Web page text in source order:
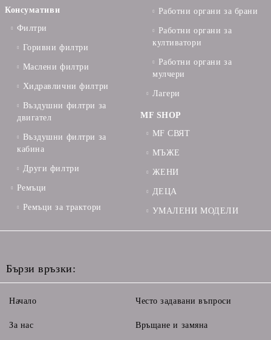
Консумативи
Филтри
Горивни филтри
Маслени филтри
Хидравлични филтри
Въздушни филтри за
двигател
Въздушни филтри за
кабина
Други филтри
Ремъци
Ремъци за трактори
Работни органи за брани
Работни органи за
култиватори
Работни органи за
мулчери
Лагери
MF SHOP
MF СВЯТ
МЪЖЕ
ЖЕНИ
ДЕЦА
УМАЛЕНИ МОДЕЛИ
Бързи връзки:
Начало
За нас
Често задавани въпроси
Връщане и замяна